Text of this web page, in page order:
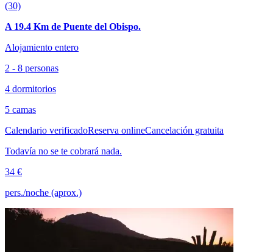
(30)
A 19.4 Km de Puente del Obispo.
Alojamiento entero
2 - 8 personas
4 dormitorios
5 camas
Calendario verificadoReserva onlineCancelación gratuita
Todavía no se te cobrará nada.
34 €
pers./noche (aprox.)